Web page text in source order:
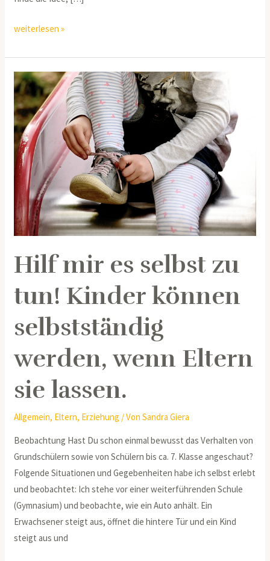
weiterlesen »
Hilf mir es selbst zu
tun! Kinder können
selbstständig
werden, wenn Eltern
sie lassen.
Allgemein, Eltern, Erziehung / VonSandra Giera
Beobachtung Hast Du schon einmal bewusst das Verhalten von
Grundschülern sowie von Schülern bis ca. 7. Klasse angeschaut?
Folgende Situationen und Gegebenheiten habe ich selbst erlebt
und beobachtet: Ich stehe vor einer weiterführenden Schule
(Gymnasium) und beobachte, wie ein Auto anhält. Ein
Erwachsener steigt aus, öffnet die hintere Tür und ein Kind
steigt aus und
Hilf
mir
es
selbst
zu
tun!
Kinder
können
selbstständig
werden,
Eltern
sie
lassen.